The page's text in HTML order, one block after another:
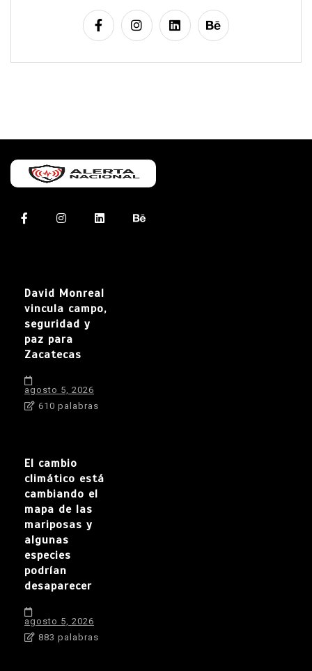
David Monreal
vincula campo,
seguridad y
paz para
Zacatecas
agosto 5, 2026
610 palabras
El cambio
climático está
cambiando el
mapa de las
mariposas y
algunas
especies
podrían
desaparecer
agosto 5, 2026
883 palabras